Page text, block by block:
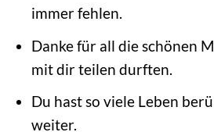
immer fehlen.
Danke für all die schönen
mit dir teilen durften.
Du hast so viele Leben
weiter.